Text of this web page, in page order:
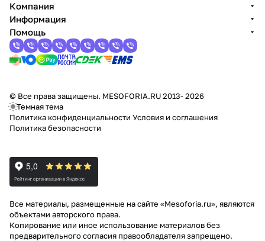
Компания
Информация
Помощь
© Все права защищены. MESOFORIA.RU 2013- 2026
Темная тема
Политика конфиденциальности Условия и соглашения
Политика безопасности
Все материалы, размещенные на сайте «Mesoforia.ru», являются
объектами авторского права.
Копирование или иное использование материалов без
предварительного согласия правообладателя запрещено.